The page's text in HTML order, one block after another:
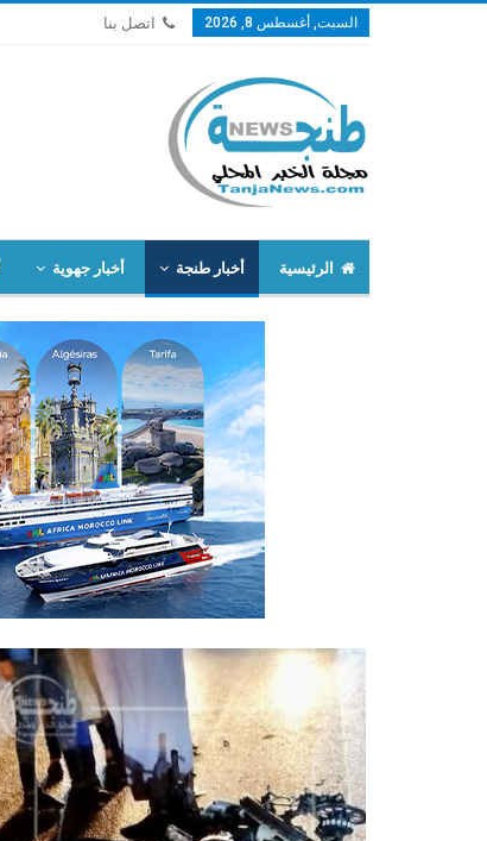
السبت, أغسطس 8, 2026 اتصل بنا
الرئيسية أخبار طنجة أخبار جهوية